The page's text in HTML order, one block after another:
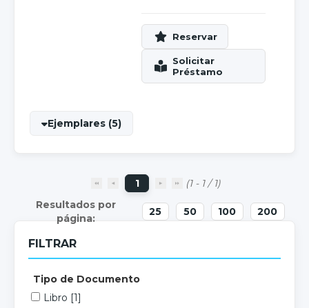
Ejemplares (5)
1 (1 - 1 / 1)
25 50 100 200
FILTRAR
Tipo de Documento
Libro [1]